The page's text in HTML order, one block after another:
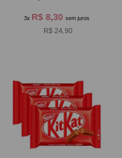
3x R$ 8,30sem juros
R$ 24,90